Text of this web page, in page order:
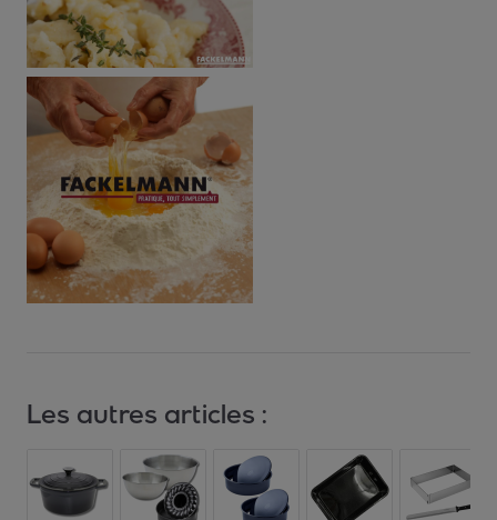
Les autres articles :